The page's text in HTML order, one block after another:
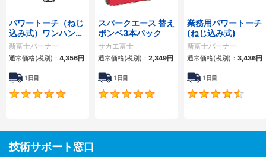
パワートーチ（ねじ
込み式）ワンハンド
で点火・消化が可能
新富士バーナー
通常価格(税別)： 4,356円
1日目
5
スパークエース 替え
ボンベ3本パック
サカエ富士
通常価格(税別)： 2,349円
1日目
5
業務用パワートーチ
(ねじ込み式)
新富士バーナー
通常価格(税別)： 3,436円
1日目
技術サポート窓口